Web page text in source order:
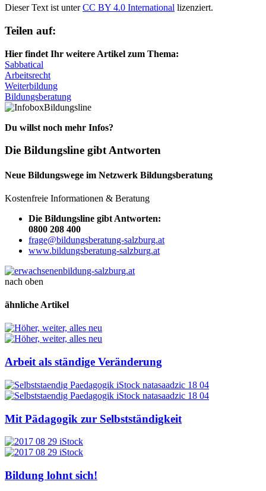
Dieser Text ist unterCC BY 4.0 International lizenziert.
Teilen auf:
Hier findet Ihr weitere Artikel zum Thema:
Sabbatical
Arbeitsrecht
Weiterbildung
Bildungsberatung
Bildungsline
Du willst noch mehr Infos?
Die Bildungsline gibt Antworten
Neue Bildungswege im Netzwerk Bildungsberatung
Kostenfreie Informationen & Beratung
Die Bildungsline gibt Antworten:
0800 208 400
frage@bildungsberatung-salzburg.at
www.bildungsberatung-salzburg.at
nach oben
ähnliche Artikel
Arbeit als ständige Veränderung
Mit Pädagogik zur Selbstständigkeit
Bildung lohnt sich!